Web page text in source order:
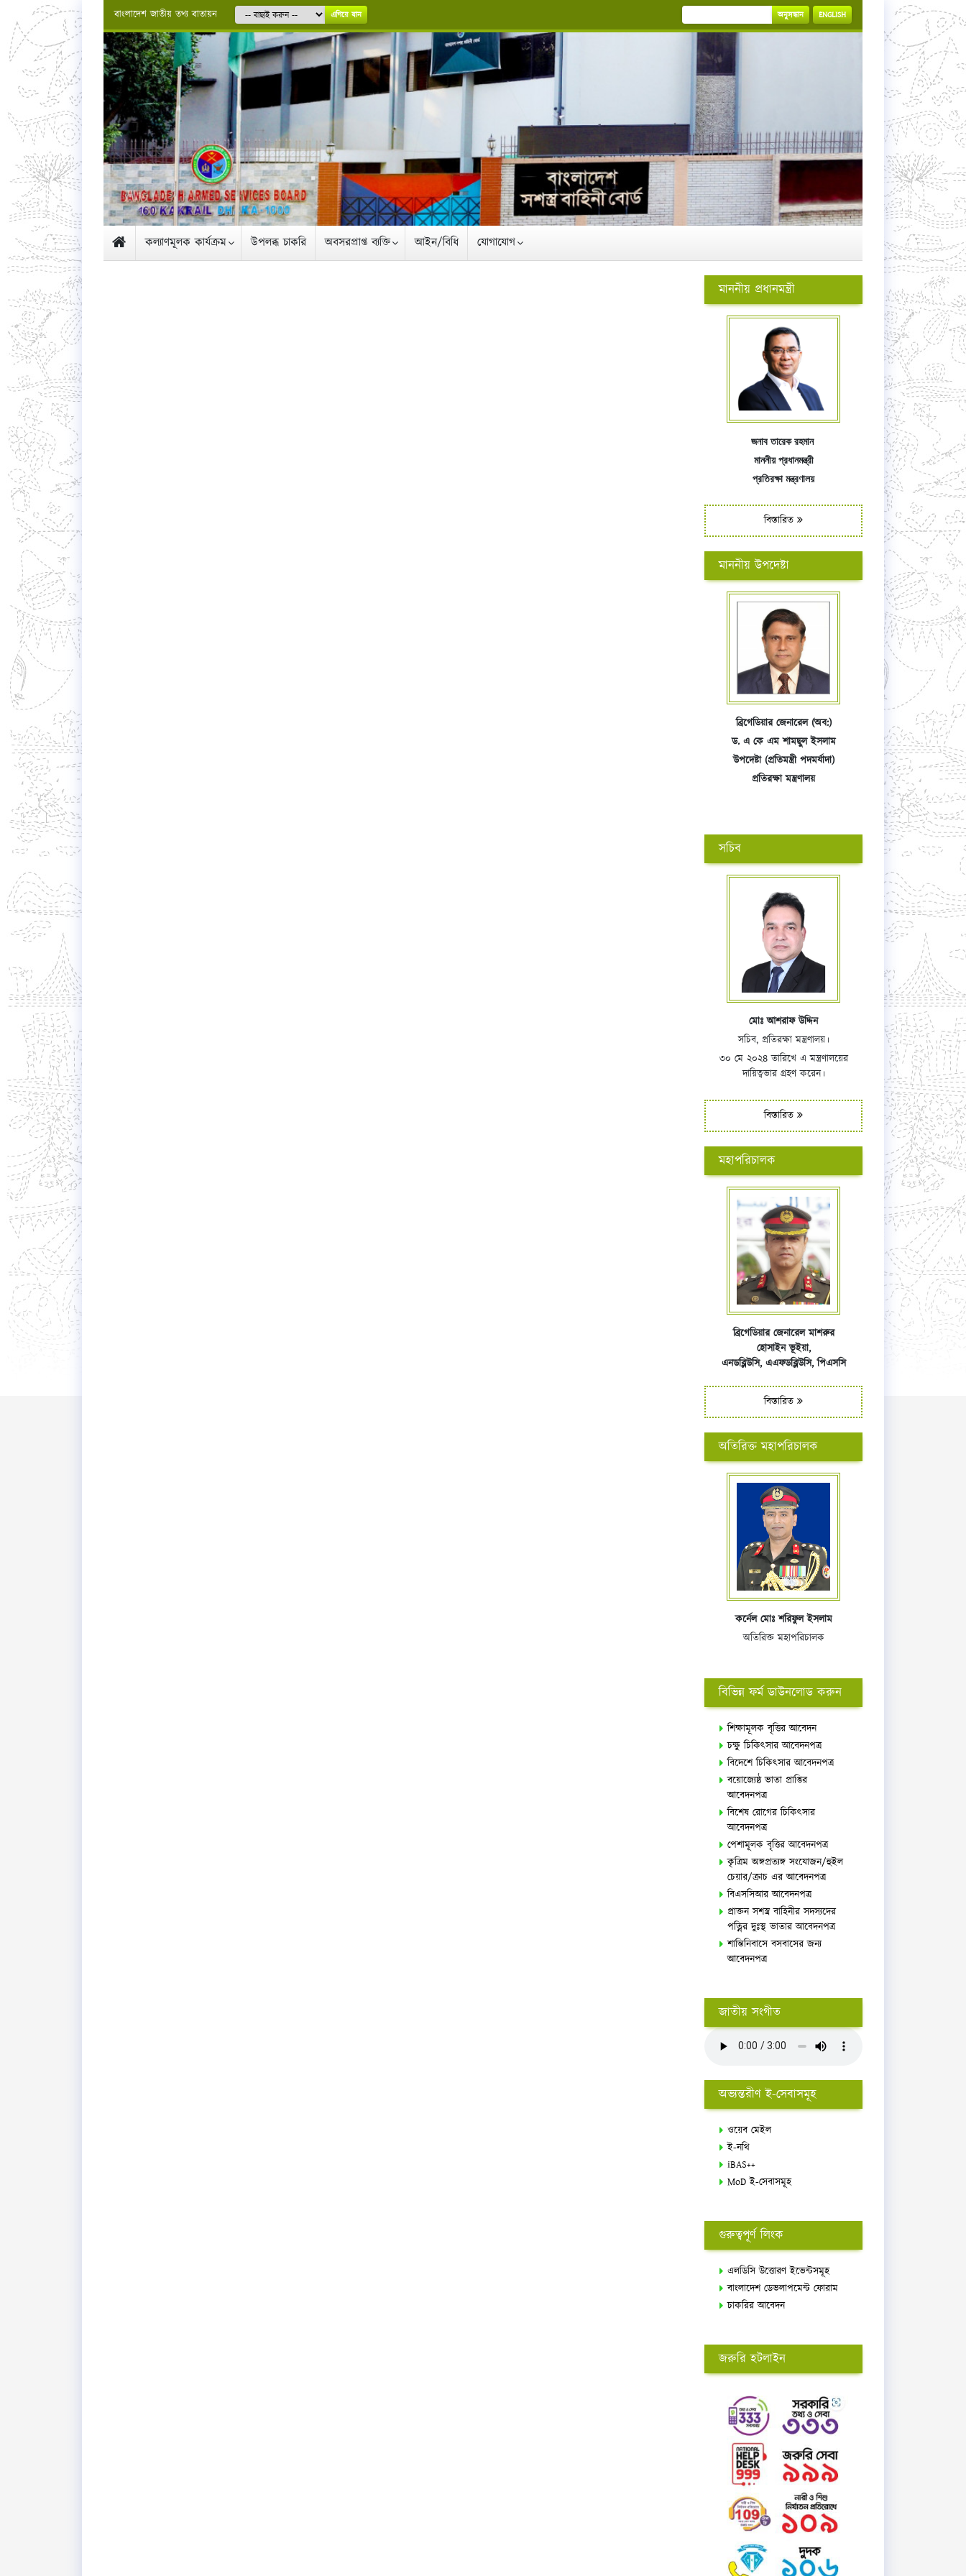
বাংলাদেশ জাতীয় তথ্য বাতায়ন এগিয়ে যান অনুসন্ধান ENGLISH
কল্যাণমূলক কার্যক্রম উপলব্ধ চাকরি অবসরপ্রাপ্ত ব্যক্তি আইন/বিধি যোগাযোগ
মাননীয় প্রধানমন্ত্রী
জনাব তারেক রহমান
মাননীয় প্রধানমন্ত্রী
প্রতিরক্ষা মন্ত্রণালয়
বিস্তারিত
মাননীয় উপদেষ্টা
ব্রিগেডিয়ার জেনারেল (অব:)
ড. এ কে এম শামছুল ইসলাম
উপদেষ্টা (প্রতিমন্ত্রী পদমর্যাদা)
প্রতিরক্ষা মন্ত্রণালয়
সচিব
মোঃ আশরাফ উদ্দিন
সচিব, প্রতিরক্ষা মন্ত্রণালয়।
৩০ মে ২০২৪ তারিখে এ মন্ত্রণালয়ের
দায়িত্বভার গ্রহণ করেন।
বিস্তারিত
মহাপরিচালক
ব্রিগেডিয়ার জেনারেল মাশরুর
হোসাইন ভূইয়া,
এনডব্লিউসি, এএফডব্লিউসি,পিএসসি
বিস্তারিত
অতিরিক্ত মহাপরিচালক
কর্নেল মোঃ শরিফুল ইসলাম
অতিরিক্ত মহাপরিচালক
বিভিন্ন ফর্ম ডাউনলোড করুন
শিক্ষামূলক বৃত্তির আবেদন
চক্ষু চিকিৎসার আবেদনপত্র
বিদেশে চিকিৎসার আবেদনপত্র
বয়োজ্যেষ্ঠ ভাতা প্রাপ্তির
আবেদনপত্র
বিশেষ রোগের চিকিৎসার
আবেদনপত্র
পেশামূলক বৃত্তির আবেদনপত্র
কৃত্রিম অঙ্গপ্রত্যঙ্গ সংযোজন/হুইল
চেয়ার/ক্রাচ এর আবেদনপত্র
বিএসসিআর আবেদনপত্র
প্রাক্তন সশস্ত্র বাহিনীর সদস্যদের
পত্নির দুঃস্থ ভাতার আবেদনপত্র
শান্তিনিবাসে বসবাসের জন্য
আবেদনপত্র
জাতীয় সংগীত
অভ্যন্তরীণ ই-সেবাসমূহ
ওয়েব মেইল
ই-নথি
iBAS++
MoD ই-সেবাসমূহ
গুরুত্বপূর্ণ লিংক
এলডিসি উত্তোরণ ইভেন্টসমূহ
বাংলাদেশ ডেভলাপমেন্ট ফোরাম
চাকরির আবেদন
জরুরি হটলাইন